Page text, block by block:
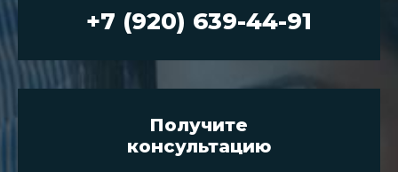
+7 (920) 639-44-91
Получите
консультацию